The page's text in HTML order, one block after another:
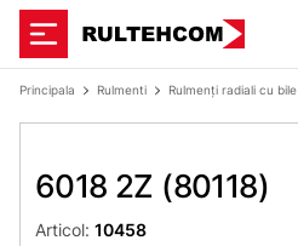
Principala Rulmenti Rulmenți radiali cu bile
6018 2Z (80118)
Articol: 10458